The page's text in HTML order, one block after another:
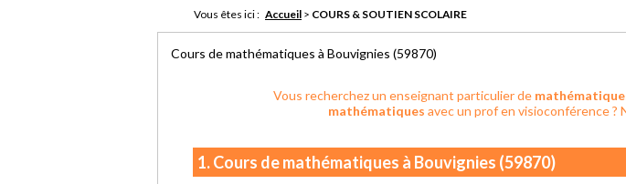
Vous êtes ici : Accueil > COURS & SOUTIEN SCOLAIRE
Cours de mathématiques à Bouvignies (59870)
Vous recherchez un enseignant particulier de
mathématiques avec un prof en visioconférence ?
1. Cours de mathématiques à Bouvignies (59870)